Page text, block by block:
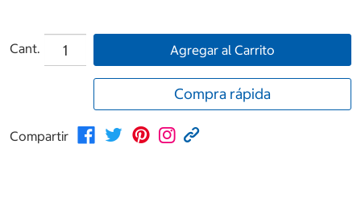
Cant. Agregar al Carrito
Compra rápida
Compartir